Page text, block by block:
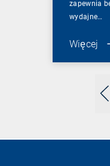
zapewnia
wydajne…
Więcej